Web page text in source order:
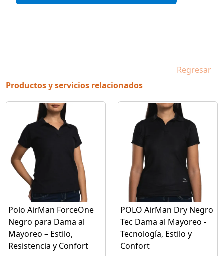
Regresar
Productos y servicios relacionados
Polo AirMan ForceOne
Negro para Dama al
Mayoreo – Estilo,
Resistencia y Confort
POLO AirMan Dry Negro
Tec Dama al Mayoreo -
Tecnología, Estilo y
Confort